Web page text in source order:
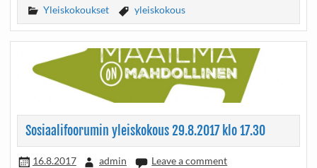
Yleiskokoukset yleiskokous
Sosiaalifoorumin yleiskokous 29.8.2017 klo 17.30
16.8.2017 admin Leave a comment